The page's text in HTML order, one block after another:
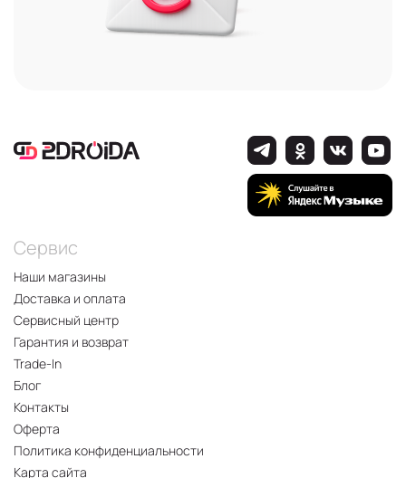
Сервис
Наши магазины
Доставка и оплата
Сервисный центр
Гарантия и возврат
Trade-In
Блог
Контакты
Оферта
Политика конфиденциальности
Карта сайта